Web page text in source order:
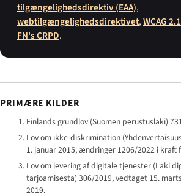
tilgængelighedsdirektiv (EAA),
webtilgængelighedsdirektivet,WCAG 2.1
FN's CRPD.
PRIMÆRE KILDER
Finlands grundlov (Suomen perustuslaki)
Lov om ikke-diskrimination (
1. januar 2015; ændringer 1206/2022 i kraft
Lov om levering af digitale tjenester (Laki
tarjoamisesta) 306/2019, vedtaget 15.
2019.